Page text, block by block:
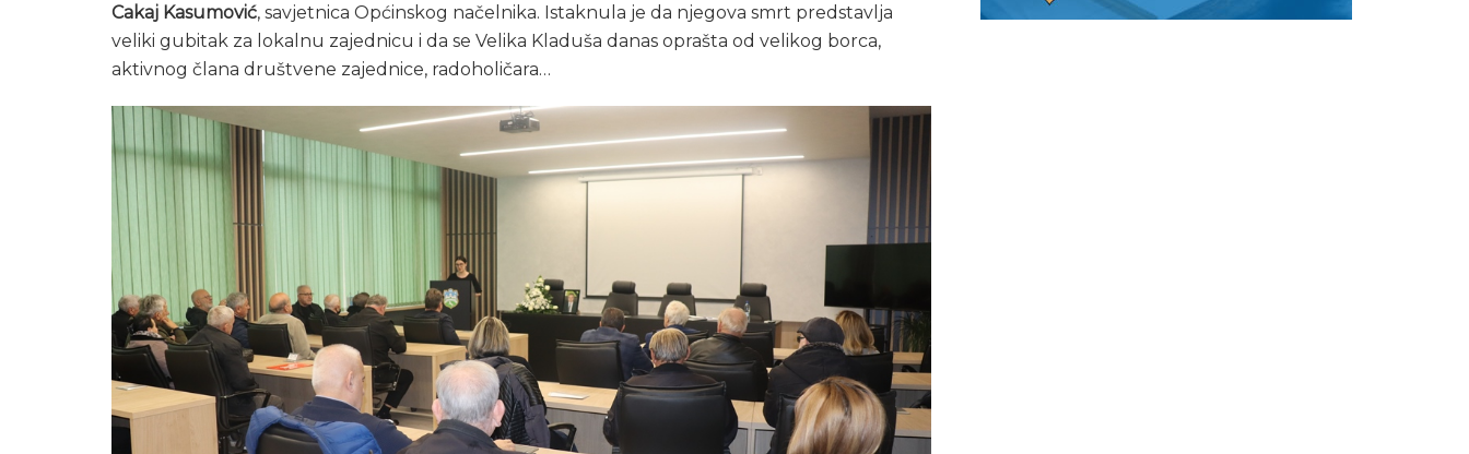
Cakaj Kasumović, savjetnica Općinskog načelnika. Istaknula je da njegova smrt predstavlja
veliki gubitak za lokalnu zajednicu i da se Velika Kladuša danas oprašta od velikog borca,
aktivnog člana društvene zajednice, radoholičara…